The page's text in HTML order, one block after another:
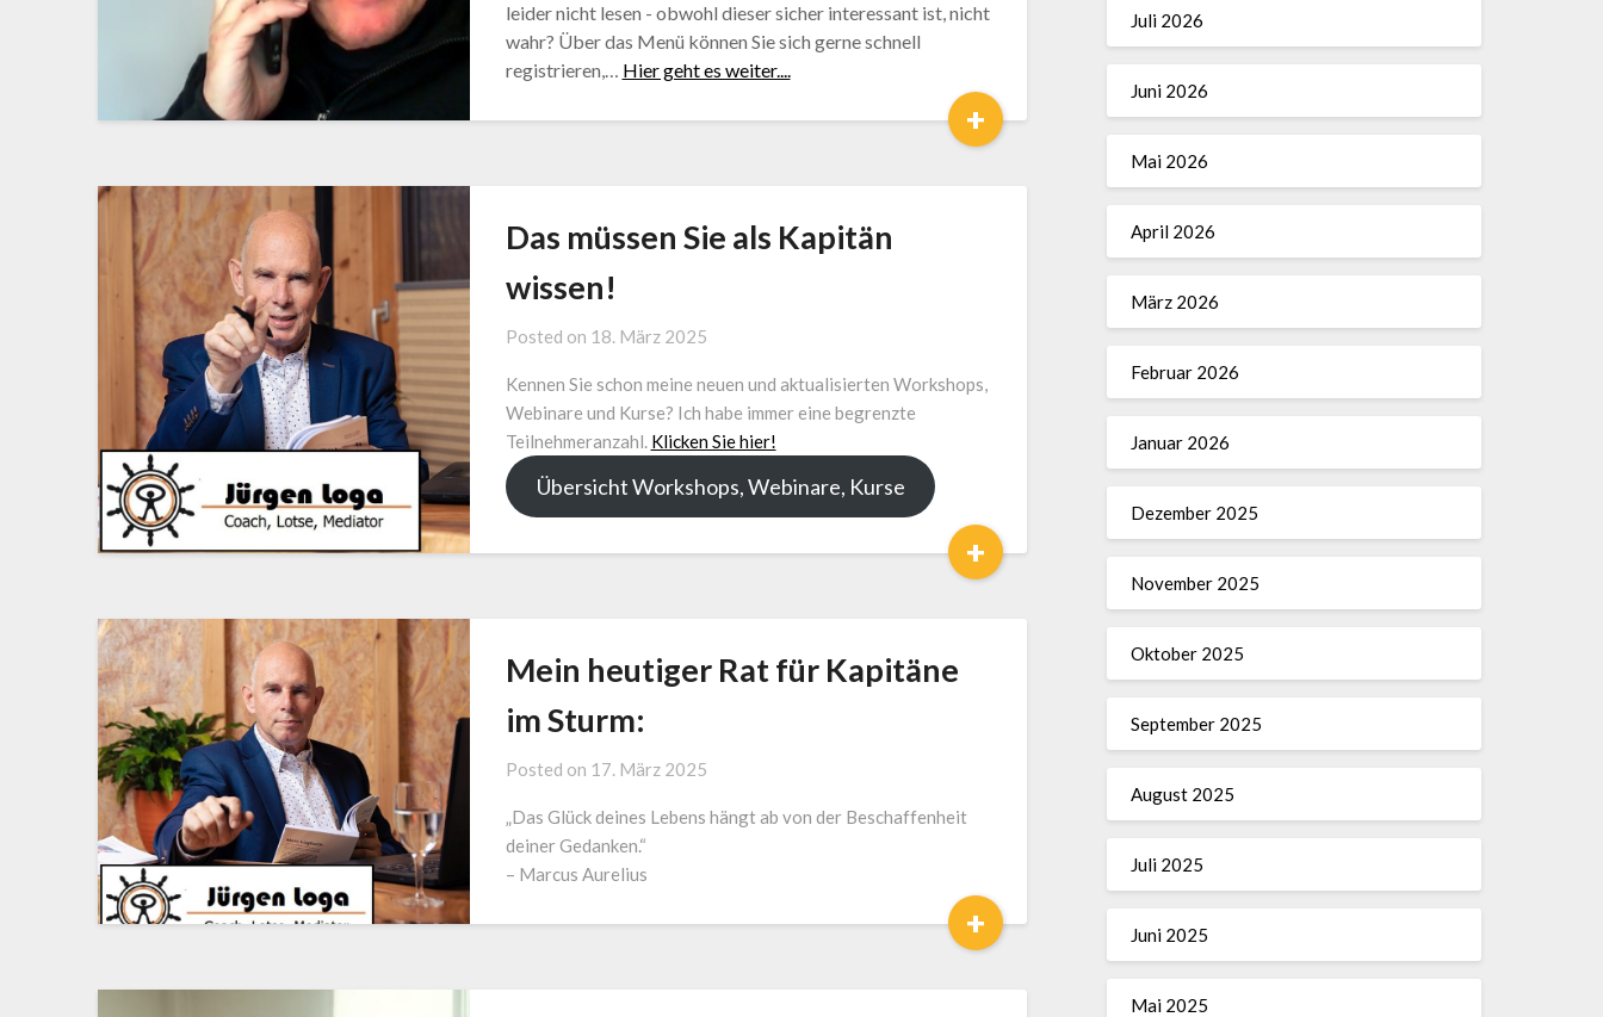
leider nicht lesen - obwohl dieser sicher interessant ist, nicht
wahr? Über das Menü können Sie sich gerne schnell
registrieren,… Hier geht es weiter....
+
Das müssen Sie als Kapitän
wissen!
Posted on 18. März 2025
Loga
Kennen Sie schon meine neuen und aktualisierten Workshops,
Webinare und Kurse? Ich habe immer eine begrenzte
Teilnehmeranzahl. Klicken Sie hier!
Übersicht Workshops, Webinare, Kurse
+
Mein heutiger Rat für Kapitäne
im Sturm:
Posted on 17. März 2025
LOGA,
„Das Glück deines Lebens hängt ab von der Beschaffenheit
deiner Gedanken.“
– Marcus Aurelius
+
Juli 2026
Juni 2026
Mai 2026
April 2026
März 2026
Februar 2026
Januar 2026
Dezember 2025
November 2025
Oktober 2025
September 2025
August 2025
Juli 2025
Juni 2025
Mai 2025